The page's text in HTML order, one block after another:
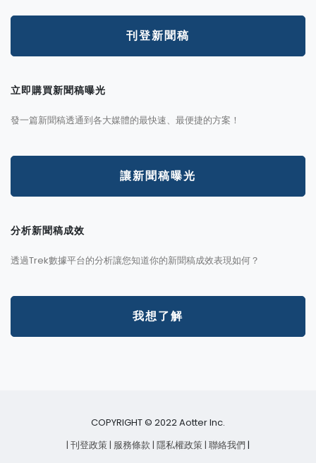
刊登新聞稿
立即購買新聞稿曝光
發一篇新聞稿透通到各大媒體的最快速、最便捷的方案！
讓新聞稿曝光
分析新聞稿成效
透過Trek數據平台的分析讓您知道你的新聞稿成效表現如何？
我想了解
COPYRIGHT © 2022 Aotter Inc.
| 刊登政策| 服務條款| 隱私權政策| 聯絡我們 |